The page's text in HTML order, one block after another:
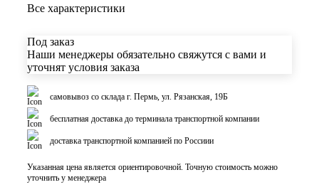
Все характеристики
Под заказ
Наши менеджеры обязательно свяжутся с вами и
уточнят условия заказа
самовывоз со склада г. Пермь, ул. Рязанская, 19Б
бесплатная доставка до терминала транспортной компании
доставка транспортной компанией по Россиии
Указанная цена является ориентировочной. Точную стоимость можно
уточнить у менеджера